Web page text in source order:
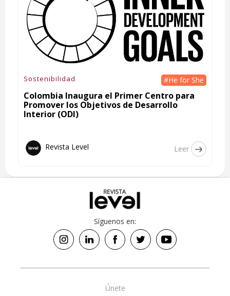
Sostenibilidad #He for She
Colombia Inaugura el Primer Centro para
Promover los Objetivos de Desarrollo
Interior (ODI)
Revista Level Leer
Síguenos en:
Únete